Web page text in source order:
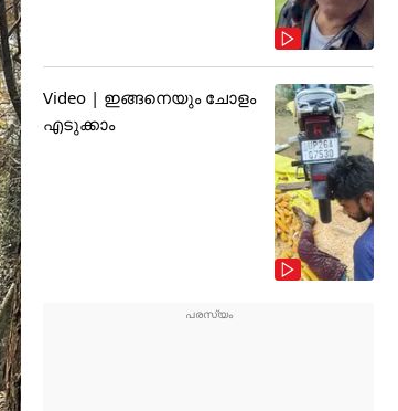
Video | ഇങ്ങനെയും ചോളം
എടുക്കാം